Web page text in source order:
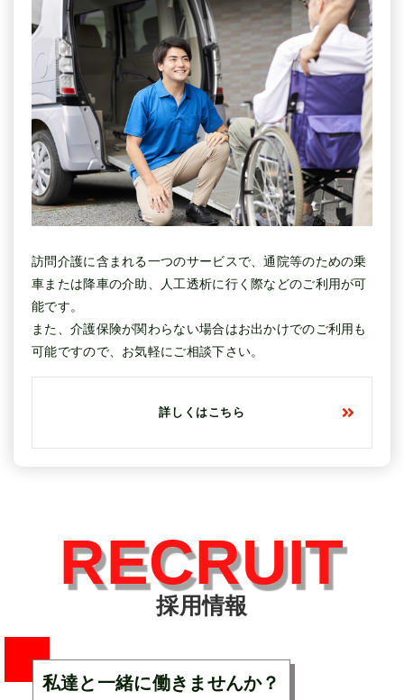
訪問介護に含まれる一つのサービスで、通院等のための乗
車または降車の介助、人工透析に行く際などのご利用が可
能です。
また、介護保険が関わらない場合はお出かけでのご利用も
可能ですので、お気軽にご相談下さい。
詳しくはこちら
採用情報
RECRUIT
私達と一緒に働きませんか？